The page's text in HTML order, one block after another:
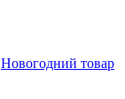
Новогодний товар